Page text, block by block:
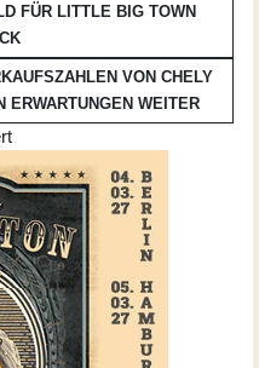
FÜR LITTLE BIG TOWN
VON CHELY
ERWARTUNGEN WEITER